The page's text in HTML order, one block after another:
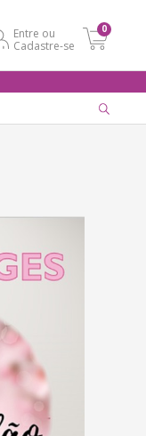
Entre ou
Cadastre-se
0